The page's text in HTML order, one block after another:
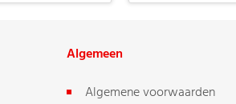
Algemeen
Algemene voorwaarden